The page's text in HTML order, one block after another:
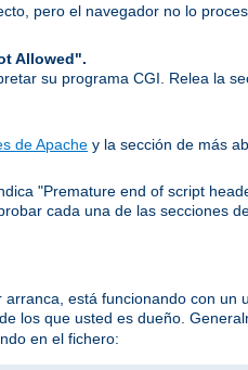
pero el navegador no lo
Allowed".
su programa CGI. Relea la
de Apache y la sección de más
"Premature end of script
cada una de las secciones
está funcionando con
los que usted es dueño.
en el fichero: